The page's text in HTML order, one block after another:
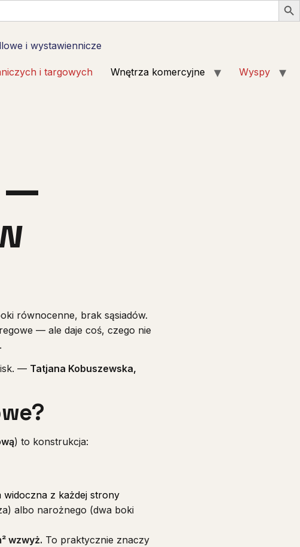
i wystawiennicze
i targowych Wnętrza komercyjne Wyspy
—
równocenne, brak sąsiadów.
— ale daje coś, czego nie
.
— Tatjana Kobuszewska,
) to konstrukcja:
widoczna z każdej strony
albo narożnego (dwa boki
wzwyż. To praktycznie znaczy